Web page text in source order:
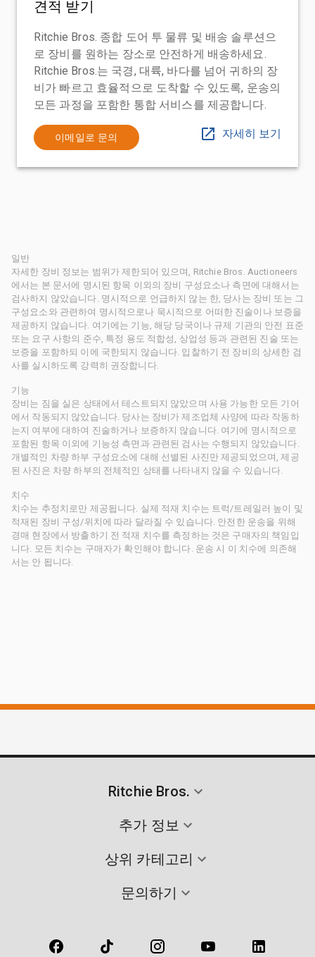
견적 받기
Ritchie Bros. 종합 도어 투 물류 및 배송 솔루션으
로 장비를 원하는 장소로 안전하게 배송하세요.
Ritchie Bros.는 국경, 대륙, 바다를 넘어 귀하의 장
비가 빠르고 효율적으로 도착할 수 있도록, 운송의
모든 과정을 포함한 통합 서비스를 제공합니다.
이메일로 문의 자세히 보기
일반
자세한 장비 정보는 범위가 제한되어 있으며, Ritchie Bros. Auctioneers
에서는 본 문서에 명시된 항목 이외의 장비 구성요소나 측면에 대해서는
검사하지 않았습니다. 명시적으로 언급하지 않는 한, 당사는 장비 또는 그
구성요소와 관련하여 명시적으로나 묵시적으로 어떠한 진술이나 보증을
제공하지 않습니다. 여기에는 기능, 해당 당국이나 규제 기관의 안전 표준
또는 요구 사항의 준수, 특정 용도 적합성, 상업성 등과 관련된 진술 또는
보증을 포함하되 이에 국한되지 않습니다. 입찰하기 전 장비의 상세한 검
사를 실시하도록 강력히 권장합니다.
기능
장비는 짐을 실은 상태에서 테스트되지 않았으며 사용 가능한 모든 기어
에서 작동되지 않았습니다. 당사는 장비가 제조업체 사양에 따라 작동하
는지 여부에 대하여 진술하거나 보증하지 않습니다. 여기에 명시적으로
포함된 항목 이외에 기능성 측면과 관련된 검사는 수행되지 않았습니다.
개별적인 차량 하부 구성요소에 대해 선별된 사진만 제공되었으며, 제공
된 사진은 차량 하부의 전체적인 상태를 나타내지 않을 수 있습니다.
치수
치수는 추정치로만 제공됩니다. 실제 적재 치수는 트럭/트레일러 높이 및
적재된 장비 구성/위치에 따라 달라질 수 있습니다. 안전한 운송을 위해
경매 현장에서 방출하기 전 적재 치수를 측정하는 것은 구매자의 책임입
니다. 모든 치수는 구매자가 확인해야 합니다. 운송 시 이 치수에 의존해
서는 안 됩니다.
Ritchie Bros.
추가 정보
상위 카테고리
문의하기